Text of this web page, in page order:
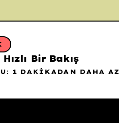
Bir Bakış
1 DAKIKADAN DAHA AZ